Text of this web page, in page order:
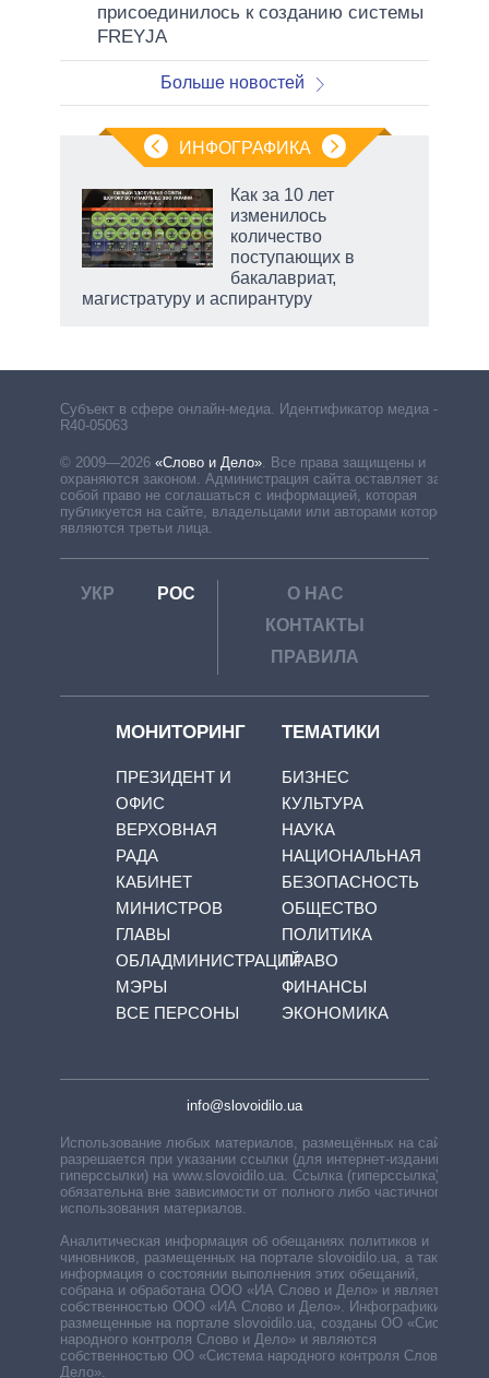
присоединилось к созданию системы
FREYJA
Больше новостей
ИНФОГРАФИКА
Как за 10 лет
изменилось
количество
поступающих в
бакалавриат,
магистратуру и аспирантуру
Субъект в сфере онлайн-медиа. Идентификатор медиа –
R40-05063
© 2009—2026 «Слово и Дело». Все права защищены и
охраняются законом. Администрация сайта оставляет за
собой право не соглашаться с информацией, которая
публикуется на сайте, владельцами или авторами которой
являются третьи лица.
УКР РОС
О НАС
КОНТАКТЫ
ПРАВИЛА
МОНИТОРИНГ
ПРЕЗИДЕНТ И
ОФИС
ВЕРХОВНАЯ
РАДА
КАБИНЕТ
МИНИСТРОВ
ГЛАВЫ
ОБЛАДМИНИСТРАЦИЙ
МЭРЫ
ВСЕ ПЕРСОНЫ
ТЕМАТИКИ
БИЗНЕС
КУЛЬТУРА
НАУКА
НАЦИОНАЛЬНАЯ
БЕЗОПАСНОСТЬ
ОБЩЕСТВО
ПОЛИТИКА
ПРАВО
ФИНАНСЫ
ЭКОНОМИКА
info@slovoidilo.ua
Использование любых материалов, размещённых на сайте,
разрешается при указании ссылки (для интернет-изданий —
гиперссылки) на www.slovoidilo.ua. Ссылка (гиперссылка)
обязательна вне зависимости от полного либо частичного
использования материалов.
Аналитическая информация об обещаниях политиков и
чиновников, размещенных на портале slovoidilo.ua, а также
информация о состоянии выполнения этих обещаний,
собрана и обработана ООО «ИА Слово и Дело» и является
собственностью ООО «ИА Слово и Дело». Инфографики,
размещенные на портале slovoidilo.ua, созданы ОО «Система
народного контроля Слово и Дело» и являются
собственностью ОО «Система народного контроля Слово и
Дело».